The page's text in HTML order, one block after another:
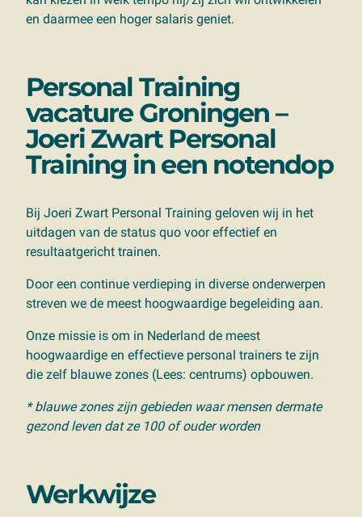
en daarmee een hoger salaris geniet.
Personal Training
vacature Groningen –
Joeri Zwart Personal
Training in een notendop
Bij Joeri Zwart Personal Training geloven wij in het
uitdagen van de status quo voor effectief en
resultaatgericht trainen.
Door een continue verdieping in diverse onderwerpen
streven we de meest hoogwaardige begeleiding aan.
Onze missie is om in Nederland de meest
hoogwaardige en effectieve personal trainers te zijn
die zelf blauwe zones (Lees: centrums) opbouwen.
* blauwe zones zijn gebieden waar mensen dermate
gezond leven dat ze 100 of ouder worden
Werkwijze